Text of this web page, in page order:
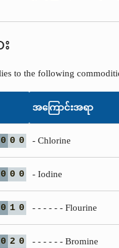
to the following
အကြောင်းအရာ
0 0 0 - Chlorine
0 0 0 - Iodine
0 1 0 - - - - - - Flourine
0 2 0 - - - - - - Bromine